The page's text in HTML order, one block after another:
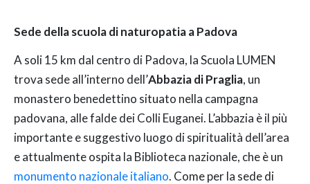
Sede della scuola di naturopatia a Padova
A soli 15 km dal centro di Padova, la Scuola LUMEN
trova sede all’interno dell’Abbazia di Praglia, un
monastero benedettino situato nella campagna
padovana, alle falde dei Colli Euganei. L’abbazia è il più
importante e suggestivo luogo di spiritualità dell’area
e attualmente ospita la Biblioteca nazionale, che è un
monumento nazionale italiano. Come per la sede di